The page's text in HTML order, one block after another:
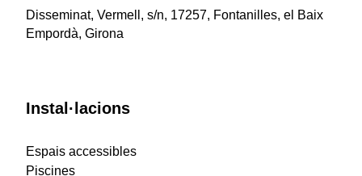
Disseminat, Vermell, s/n, 17257, Fontanilles, el Baix
Empordà, Girona
Instal·lacions
Espais accessibles
Piscines